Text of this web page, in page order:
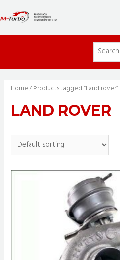
to
Home/ Products tagged “Land rover”
LAND ROVER